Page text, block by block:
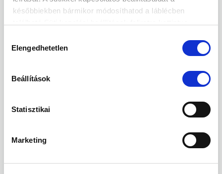
későbbiekben bármikor módosíthatod a láblécben
kiválasztása
Elengedhetetlen
Beállítások
Statisztikai
Marketing
Megjegyzés
Az "Elállás megerősítése" megnyomásával Ön
nyilatkozik, hogy megismerte és elfogadja az